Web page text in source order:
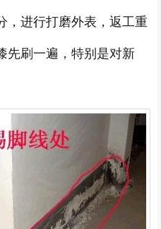
，进行打磨外表，返工重
先刷一遍，特别是对新